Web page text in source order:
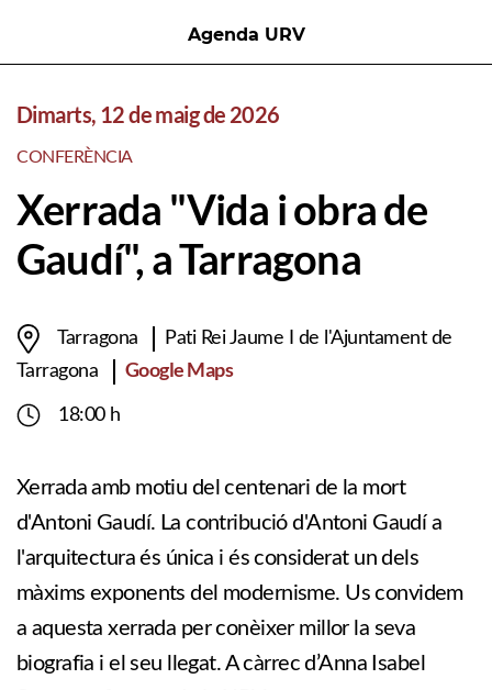
Agenda URV
Dimarts, 12 de maig de 2026
CONFERÈNCIA
Xerrada "Vida i obra de
Gaudí", a Tarragona
Tarragona
Pati Rei Jaume I de l'Ajuntament de
Tarragona
Google Maps
18:00 h
Xerrada amb motiu del centenari de la mort
d'Antoni Gaudí. La contribució d'Antoni Gaudí a
l'arquitectura és única i és considerat un dels
màxims exponents del modernisme. Us convidem
a aquesta xerrada per conèixer millor la seva
biografia i el seu llegat. A càrrec d’Anna Isabel